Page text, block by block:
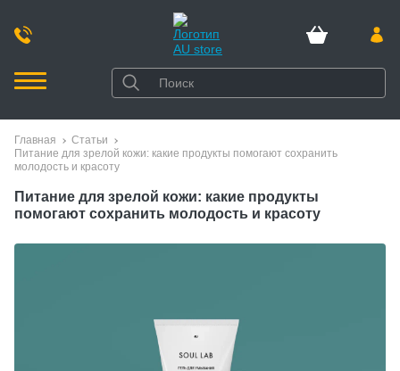
Главная
Статьи
Питание для зрелой кожи: какие продукты помогают сохранить
молодость и красоту
Питание для зрелой кожи: какие продукты
помогают сохранить молодость и красоту